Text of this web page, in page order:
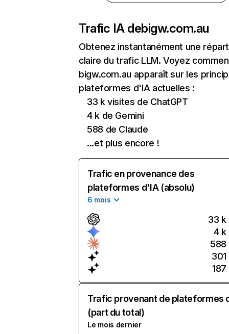
Trafic IA debigw.com.au
Obtenez instantanément une
claire du trafic LLM. Voyez
bigw.com.au apparaît sur les
plateformes d'IA actuelles :
33 k visites de ChatGPT
4 k de Gemini
588 de Claude
...et plus encore !
Trafic en provenance des
plateformes d'IA (absolu)
6 mois
33 k
4 k
588
301
187
Trafic provenant de plateformes
(part du total)
Le mois dernier